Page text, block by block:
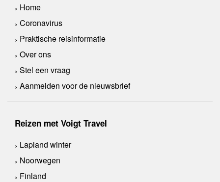
Home
Coronavirus
Praktische reisinformatie
Over ons
Stel een vraag
Aanmelden voor de nieuwsbrief
Reizen met Voigt Travel
Lapland winter
Noorwegen
Finland